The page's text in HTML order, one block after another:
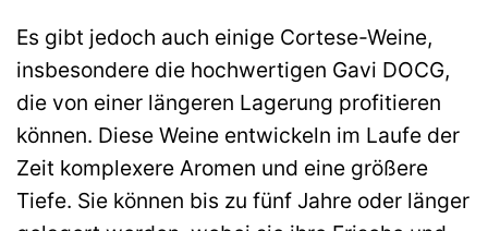
Es gibt jedoch auch einige Cortese-Weine,
insbesondere die hochwertigen Gavi DOCG,
die von einer längeren Lagerung profitieren
können. Diese Weine entwickeln im Laufe der
Zeit komplexere Aromen und eine größere
Tiefe. Sie können bis zu fünf Jahre oder länger